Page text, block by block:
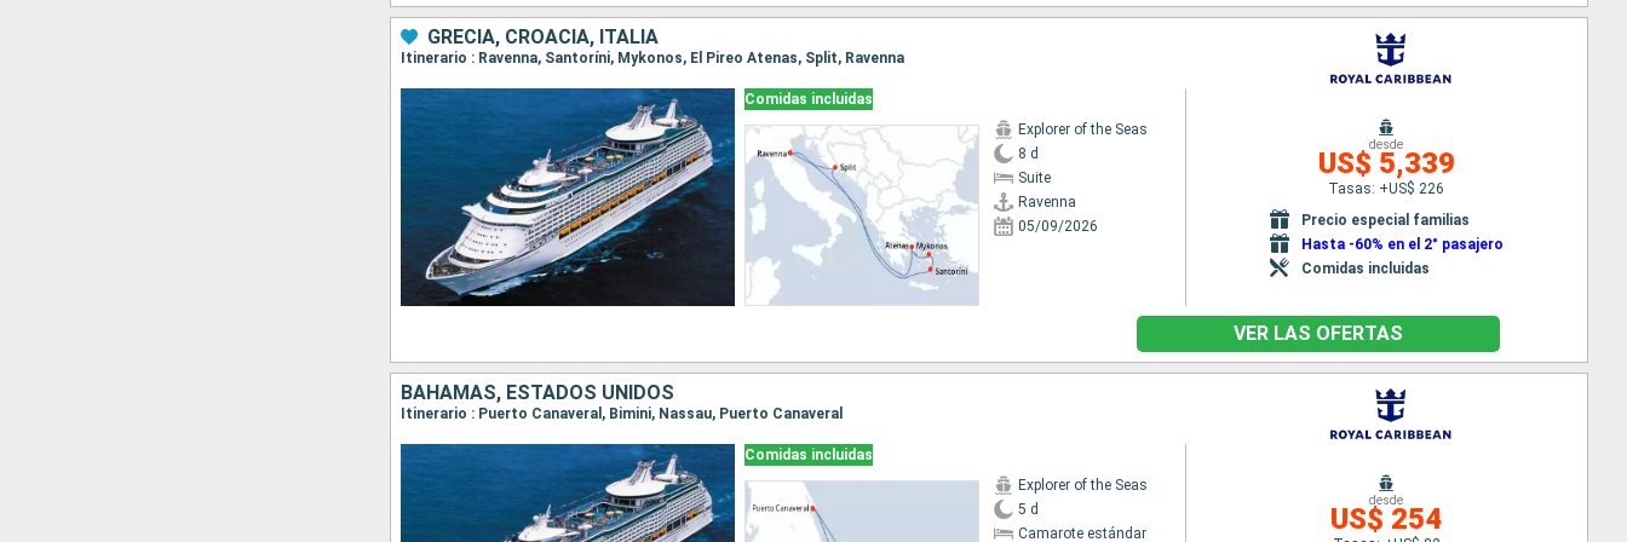
GRECIA, CROACIA, ITALIA
Itinerario : Ravenna, Santoríni, Mykonos, El Pireo Atenas, Split, Ravenna
Comidas incluidas
Explorer of the Seas
8 d
Suite
Ravenna
05/09/2026
desde
US$ 5,339
Tasas: +US$ 226
Precio especial familias
Hasta -60% en el 2° pasajero
Comidas incluidas
VER LAS OFERTAS
BAHAMAS, ESTADOS UNIDOS
Itinerario : Puerto Canaveral, Bimini, Nassau, Puerto Canaveral
Comidas incluidas
Explorer of the Seas
5 d
Camarote estándar
desde
US$ 254